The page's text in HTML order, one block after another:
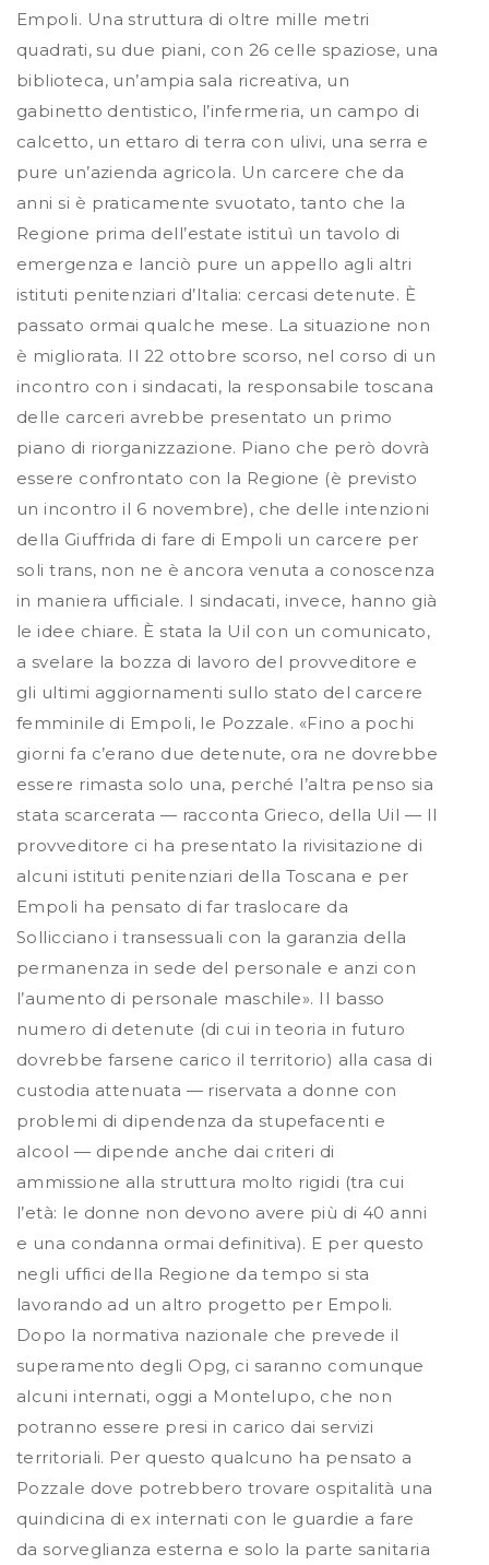
Empoli. Una struttura di oltre mille metri
quadrati, su due piani, con 26 celle spaziose, una
biblioteca, un’ampia sala ricreativa, un
gabinetto dentistico, l’infermeria, un campo di
calcetto, un ettaro di terra con ulivi, una serra e
pure un’azienda agricola. Un carcere che da
anni si è praticamente svuotato, tanto che la
Regione prima dell’estate istituì un tavolo di
emergenza e lanciò pure un appello agli altri
istituti penitenziari d’Italia: cercasi detenute. È
passato ormai qualche mese. La situazione non
è migliorata. Il 22 ottobre scorso, nel corso di un
incontro con i sindacati, la responsabile toscana
delle carceri avrebbe presentato un primo
piano di riorganizzazione. Piano che però dovrà
essere confrontato con la Regione (è previsto
un incontro il 6 novembre), che delle intenzioni
della Giuffrida di fare di Empoli un carcere per
soli trans, non ne è ancora venuta a conoscenza
in maniera ufficiale. I sindacati, invece, hanno già
le idee chiare. È stata la Uil con un comunicato,
a svelare la bozza di lavoro del provveditore e
gli ultimi aggiornamenti sullo stato del carcere
femminile di Empoli, le Pozzale. «Fino a pochi
giorni fa c’erano due detenute, ora ne dovrebbe
essere rimasta solo una, perché l’altra penso sia
stata scarcerata — racconta Grieco, della Uil — Il
provveditore ci ha presentato la rivisitazione di
alcuni istituti penitenziari della Toscana e per
Empoli ha pensato di far traslocare da
Sollicciano i transessuali con la garanzia della
permanenza in sede del personale e anzi con
l’aumento di personale maschile». Il basso
numero di detenute (di cui in teoria in futuro
dovrebbe farsene carico il territorio) alla casa di
custodia attenuata — riservata a donne con
problemi di dipendenza da stupefacenti e
alcool — dipende anche dai criteri di
ammissione alla struttura molto rigidi (tra cui
l’età: le donne non devono avere più di 40 anni
e una condanna ormai definitiva). E per questo
negli uffici della Regione da tempo si sta
lavorando ad un altro progetto per Empoli.
Dopo la normativa nazionale che prevede il
superamento degli Opg, ci saranno comunque
alcuni internati, oggi a Montelupo, che non
potranno essere presi in carico dai servizi
territoriali. Per questo qualcuno ha pensato a
Pozzale dove potrebbero trovare ospitalità una
quindicina di ex internati con le guardie a fare
da sorveglianza esterna e solo la parte sanitaria